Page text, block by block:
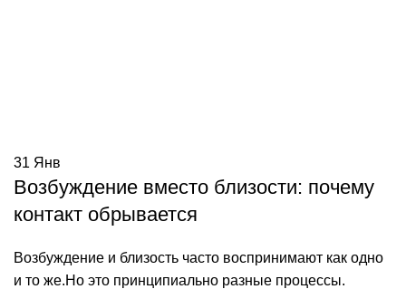
31 Янв
Возбуждение вместо близости: почему
контакт обрывается
Возбуждение и близость часто воспринимают как одно
и то же.Но это принципиально разные процессы.